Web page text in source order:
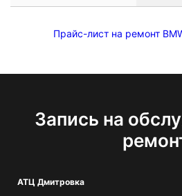
Прайс-лист на ремонт
Запись на
АТЦ Дмитровка